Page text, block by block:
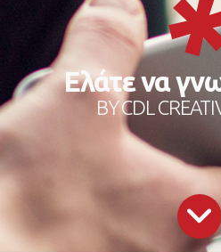
Ελάτε να
BY CDL